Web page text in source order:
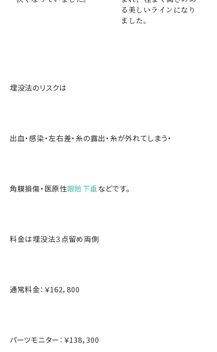
る美しいラインになり
ました。
埋没法のリスクは
出血・感染・左右差・糸の露出・糸が外れてしまう・
角膜損傷・医原性眼瞼下垂などです。
料金は埋没法３点留め両側
通常料金：￥162，800
パーツモニター：￥138，300